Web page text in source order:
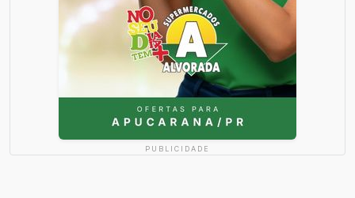
PUBLICIDADE